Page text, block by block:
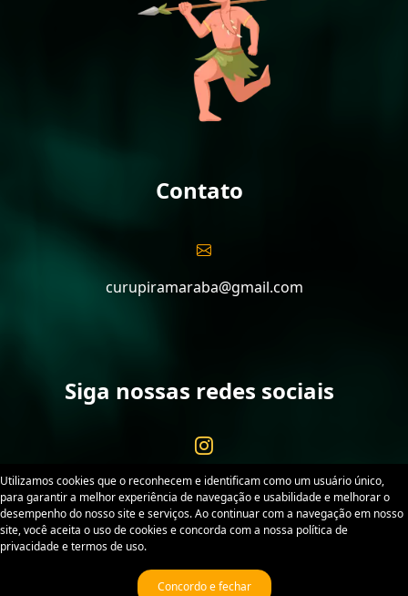
Contato
curupiramaraba@gmail.com
Siga nossas redes sociais
Curupira Marabá. Desenvolvido por Sitex
direitos reservados.Política de Privacidade
de Uso
Utilizamos cookies que o reconhecem e identificam como um usuário único,
para garantir a melhor experiência de navegação e usabilidade e melhorar o
desempenho do nosso site e serviços. Ao continuar com a navegação em nosso
site, você aceita o uso de cookies e concorda com a nossa política de
privacidade e termos de uso.
Concordo e fechar